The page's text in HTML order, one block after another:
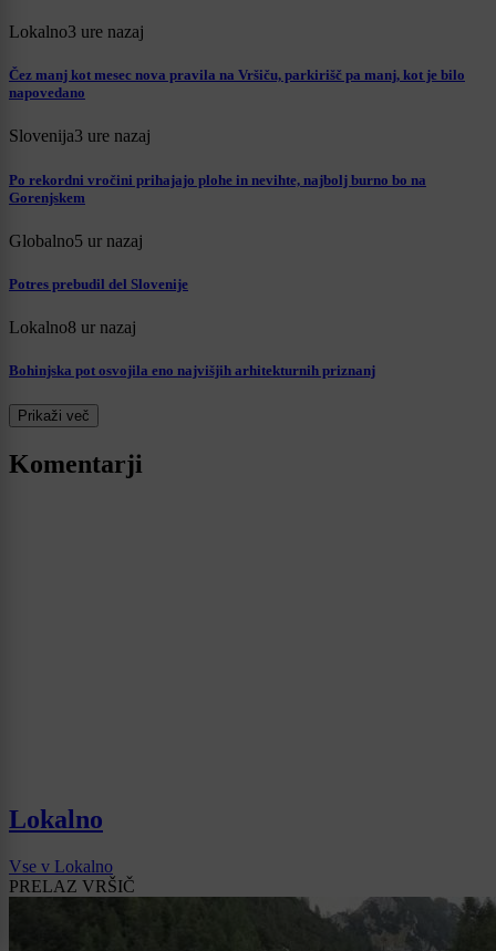
Lokalno3 ure nazaj
Čez manj kot mesec nova pravila na Vršiču, parkirišč pa manj, kot je bilo
napovedano
Slovenija3 ure nazaj
Po rekordni vročini prihajajo plohe in nevihte, najbolj burno bo na
Gorenjskem
Globalno5 ur nazaj
Potres prebudil del Slovenije
Lokalno8 ur nazaj
Bohinjska pot osvojila eno najvišjih arhitekturnih priznanj
Prikaži več
Komentarji
Lokalno
Vse v Lokalno
PRELAZ VRŠIČ